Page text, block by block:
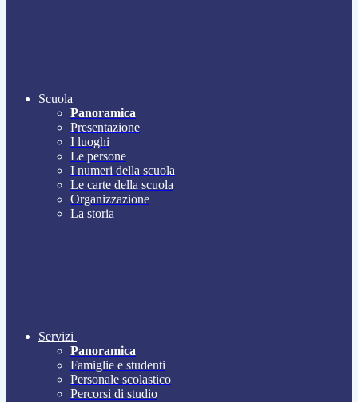
Scuola
Panoramica
Presentazione
I luoghi
Le persone
I numeri della scuola
Le carte della scuola
Organizzazione
La storia
Servizi
Panoramica
Famiglie e studenti
Personale scolastico
Percorsi di studio